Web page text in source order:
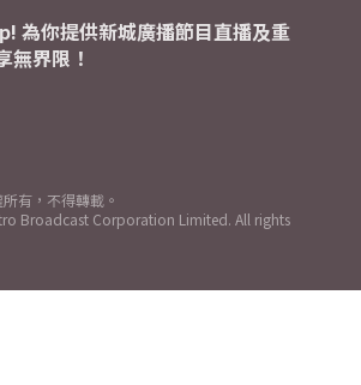
為你提供新城廣播節目直播及重
無界限！
有，不得轉載。
Broadcast Corporation Limited. All rights